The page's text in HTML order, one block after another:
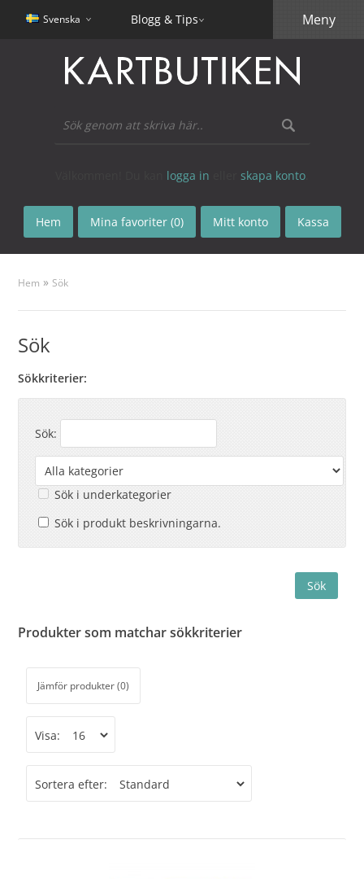
Svenska Blogg & Tips
logga in skapa konto
Hem Mina favoriter (0) Mitt konto Kassa
Meny
Hem » Sök
Sök
Sökkriterier:
Sök:
Sök i underkategorier
Sök i produkt beskrivningarna.
Produkter som matchar sökkriterier
Jämför produkter (0)
Visa:
Sortera efter: